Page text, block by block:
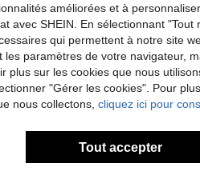
améliorées et à
avec SHEIN. En sélectionnant
qui permettent à notre site
les paramètres de votre navigateur,
plus sur les cookies que nous
"Gérer les cookies". Pour
nous collectons, cliquez ici pour
Tout accepter